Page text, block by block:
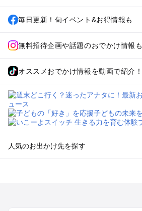
毎日更新！旬イベント&お得情報も
無料招待企画や話題のおでかけ情報も
オススメおでかけ情報を動画で紹介！
人気のお出かけ先を探す